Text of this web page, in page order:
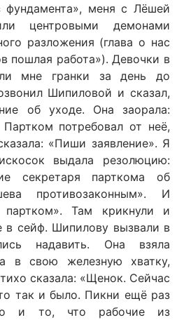
фундамента», меня с Лёшей
центровыми демонами
разложения (глава о нас
пошлая работа»). Девочки в
мне гранки за день до
Шипиловой и сказал,
об уходе. Она заорала:
потребовал от неё,
«Пиши заявление». Я
выдала резолюцию:
секретаря парткома об
противозаконным». И
Там крикнули и
в сейф. Шипилову вызвали в
надавить. Она взяла
в свою железную хватку,
сказала: «Щенок. Сейчас
так и было. Пикни ещё раз
и то, что рабочие из